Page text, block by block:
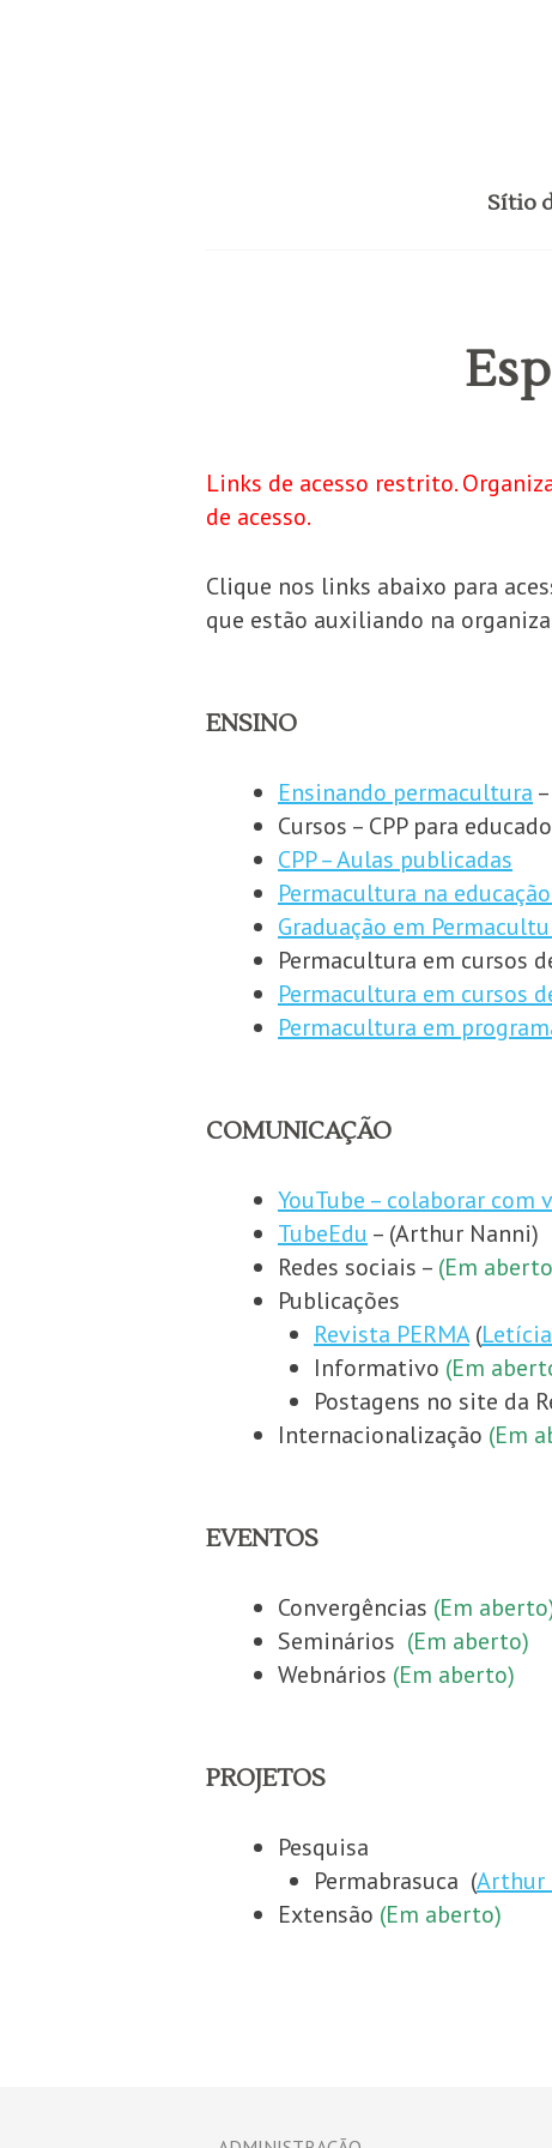
Sítio
Links de acesso restrito.
de acesso.
Clique nos links abaixo para
que estão auxiliando na
ENSINO
Ensinando permacultura –
Cursos – CPP para
CPP – Aulas publicadas
Permacultura na
Graduação em
Permacultura em cursos
Permacultura em cursos
Permacultura em
COMUNICAÇÃO
YouTube – colaborar com
TubeEdu – (Arthur Nanni)
Redes sociais – (Em
Publicações
Revista PERMA(
Informativo (Em
Postagens no site da
Internacionalização (Em
EVENTOS
Convergências (Em
Seminários (Em aberto)
Webnários (Em aberto)
PROJETOS
Pesquisa
Permabrasuca (Arthur
Extensão (Em aberto)